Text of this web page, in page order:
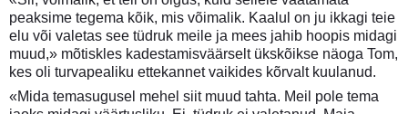
peaksime tegema kõik, mis võimalik. Kaalul on ju ikkagi teie
elu või valetas see tüdruk meile ja mees jahib hoopis midagi
muud,» mõtiskles kadestamisväärselt ükskõikse näoga Tom,
kes oli turvapealiku ettekannet vaikides kõrvalt kuulanud.
«Mida temasugusel mehel siit muud tahta. Meil pole tema